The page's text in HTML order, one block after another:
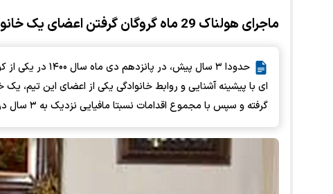
ماجرای هولناک 29 ماه گروگان گرفتن اعضای یک خانواده در رشت
حدودا ۳ سال
گرفته و سپس با مجموع اقدامات نسبتا مافیایی نزدیک به ۳ سال در منزل شخصی شان در منظریه زندانی کردند.